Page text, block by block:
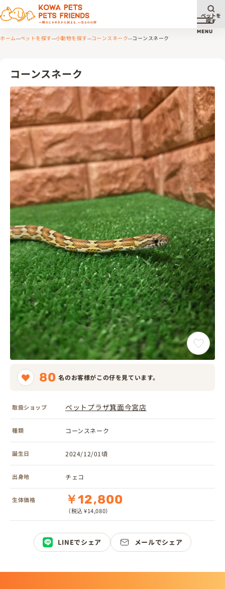
メニ
MENU
ペットを
探す
ホーム ペットを探す 小動物を探す コーンスネーク コーンスネーク
コーンスネーク
80 名のお客様がこの仔を見ています。
取扱ショップ ペットプラザ箕面今宮店
種類 コーンスネーク
誕生日 2024/12/01頃
出身地 チェコ
生体価格 ￥12,800
（税込 ¥14,080）
LINEでシェア メールでシェア